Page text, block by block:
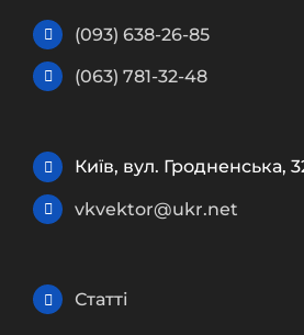
(093) 638-26-85
(063) 781-32-48
Київ, вул. Гродненська,
vkvektor@ukr.net
Статті